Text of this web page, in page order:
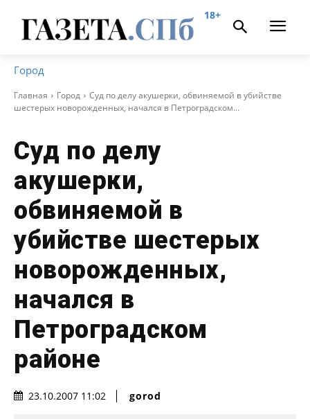
18+
Город
Главная Город
Суд по делу акушерки, обвиняемой в убийстве
шестерых новорожденных, начался в Петроградском...
Суд по делу
акушерки,
обвиняемой в
убийстве шестерых
новорожденных,
начался в
Петроградском
районе
23.10.2007 11:02 gorod